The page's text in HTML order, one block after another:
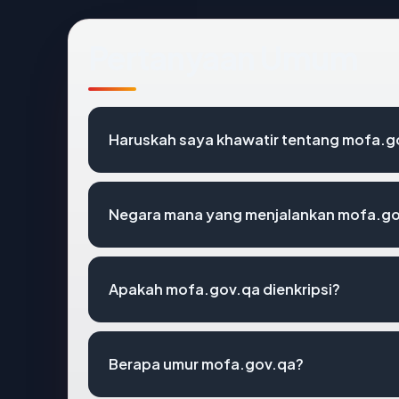
Haruskah saya khawatir tentang
Negara mana yang menjalankan
Apakah mofa.gov.qa dienkripsi?
Berapa umur mofa.gov.qa?